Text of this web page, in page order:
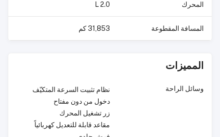
المحرك 2.0 L
المسافة المقطوعة 31,853 كم
المميزات
وسائل الراحة
نظام تثبيت السرعة المتكيّف
دخول من دون مفتاح
زر تشغيل المحرك
مقاعد قابلة للتعديل كهربائياً